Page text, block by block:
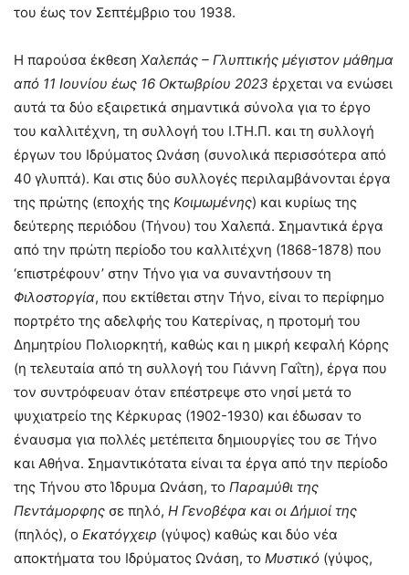
του έως τον Σεπτέμβριο του 1938.
Η παρούσα έκθεση Χαλεπάς – Γλυπτικής μέγιστον μάθημα
από 11 Ιουνίου έως 16 Οκτωβρίου 2023 έρχεται να ενώσει
αυτά τα δύο εξαιρετικά σημαντικά σύνολα για το έργο
του καλλιτέχνη, τη συλλογή του Ι.ΤΗ.Π. και τη συλλογή
έργων του Ιδρύματος Ωνάση (συνολικά περισσότερα από
40 γλυπτά). Και στις δύο συλλογές περιλαμβάνονται έργα
της πρώτης (εποχής της Κοιμωμένης) και κυρίως της
δεύτερης περιόδου (Τήνου) του Χαλεπά. Σημαντικά έργα
από την πρώτη περίοδο του καλλιτέχνη (1868-1878) που
‘επιστρέφουν’ στην Τήνο για να συναντήσουν τη
Φιλοστοργία, που εκτίθεται στην Τήνο, είναι το περίφημο
πορτρέτο της αδελφής του Κατερίνας, η προτομή του
Δημητρίου Πολιορκητή, καθώς και η μικρή κεφαλή Κόρης
(η τελευταία από τη συλλογή του Γιάννη Γαΐτη), έργα που
τον συντρόφευαν όταν επέστρεψε στο νησί μετά το
ψυχιατρείο της Κέρκυρας (1902-1930) και έδωσαν το
έναυσμα για πολλές μετέπειτα δημιουργίες του σε Τήνο
και Αθήνα. Σημαντικότατα είναι τα έργα από την περίοδο
της Τήνου στο Ίδρυμα Ωνάση, το Παραμύθι της
Πεντάμορφης σε πηλό, Η Γενοβέφα και οι Δήμιοί της
(πηλός), ο Εκατόγχειρ (γύψος) καθώς και δύο νέα
αποκτήματα του Ιδρύματος Ωνάση, το Μυστικό (γύψος,